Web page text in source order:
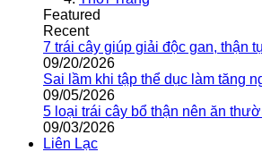
Featured
Recent
7 trái cây giúp giải độc gan, thận
09/20/2026
Sai lầm khi tập thể dục làm tăng
09/05/2026
5 loại trái cây bổ thận nên ăn
09/03/2026
Liên Lạc